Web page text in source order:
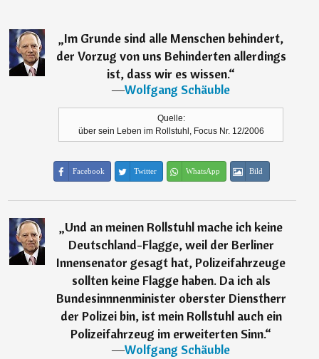
„Im Grunde sind alle Menschen behindert,
der Vorzug von uns Behinderten allerdings
ist, dass wir es wissen.“
―Wolfgang Schäuble
Quelle:
über sein Leben im Rollstuhl, Focus Nr. 12/2006
Facebook Twitter WhatsApp Bild
„Und an meinen Rollstuhl mache ich keine
Deutschland-Flagge, weil der Berliner
Innensenator gesagt hat, Polizeifahrzeuge
sollten keine Flagge haben. Da ich als
Bundesinnnenminister oberster Dienstherr
der Polizei bin, ist mein Rollstuhl auch ein
Polizeifahrzeug im erweiterten Sinn.“
―Wolfgang Schäuble